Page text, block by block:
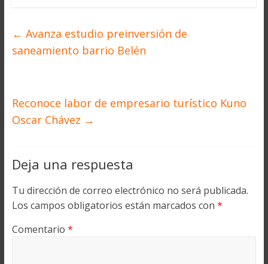
← Avanza estudio preinversión de
saneamiento barrio Belén
Reconoce labor de empresario turístico Kuno
Oscar Chávez →
Deja una respuesta
Tu dirección de correo electrónico no será publicada.
Los campos obligatorios están marcados con *
Comentario *